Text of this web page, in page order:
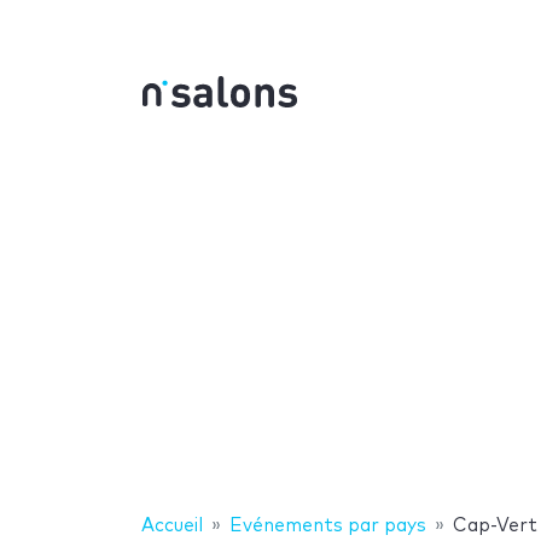
Accueil Evénements par pays Cap-Vert